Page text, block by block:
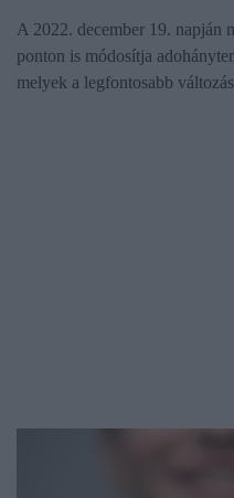
A 2022. december 19. napján
ponton is módosítja
melyek a legfontosabb